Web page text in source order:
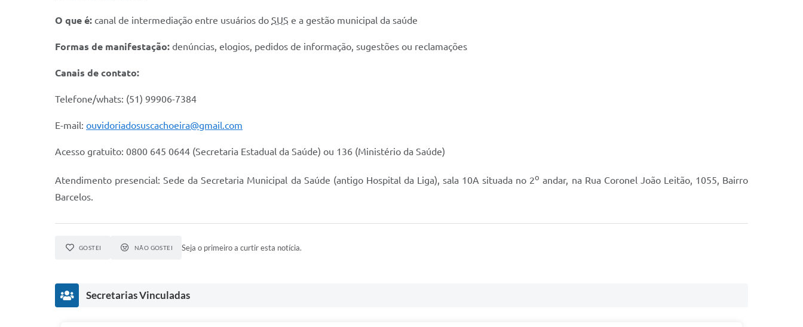
O que é: canal de intermediação entre usuários do SUS e a gestão municipal da saúde
Formas de manifestação: denúncias, elogios, pedidos de informação, sugestões ou reclamações
Canais de contato:
Telefone/whats: (51) 99906-7384
E-mail: ouvidoriadosuscachoeira@gmail.com
Acesso gratuito: 0800 645 0644 (Secretaria Estadual da Saúde) ou 136 (Ministério da Saúde)
Atendimento presencial: Sede da Secretaria Municipal da Saúde (antigo Hospital da Liga), sala 10A situada no 2o andar, na Rua Coronel João Leitão, 1055, Bairro
Barcelos.
GOSTEI NÃO GOSTEI Seja o primeiro a curtir esta notícia.
Secretarias Vinculadas